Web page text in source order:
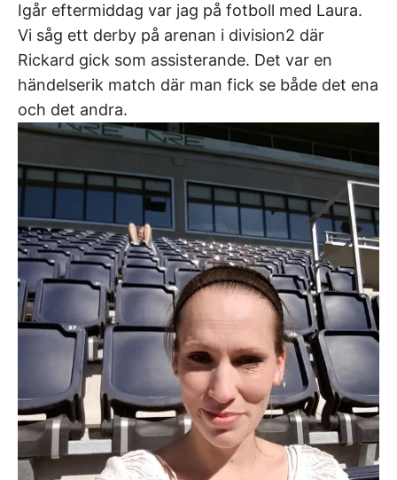
Igår eftermiddag var jag på fotboll med Laura.
Vi såg ett derby på arenan i division2 där
Rickard gick som assisterande. Det var en
händelserik match där man fick se både det ena
och det andra.